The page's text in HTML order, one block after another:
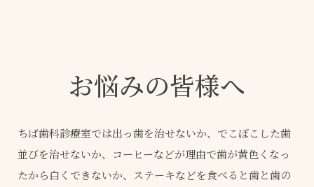
お悩みの皆様へ
ちば歯科診療室では出っ歯を治せないか、でこぼこした歯
並びを治せないか、コーヒーなどが理由で歯が黄色くなっ
たから白くできないか、ステーキなどを食べると歯と歯の